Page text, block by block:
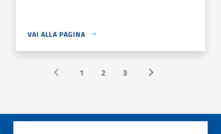
VAI ALLA PAGINA
Pagina precedente
1 2 3 Successiva »